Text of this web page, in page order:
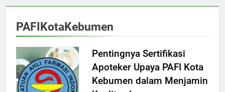
PAFIKotaKebumen
Pentingnya Sertifikasi
Apoteker Upaya PAFI Kota
Kebumen dalam Menjamin